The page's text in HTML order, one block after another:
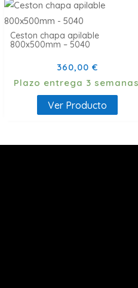
Ceston chapa apilable
800x500mm – 5040
360,00€
Plazo entrega 3
Ver Producto